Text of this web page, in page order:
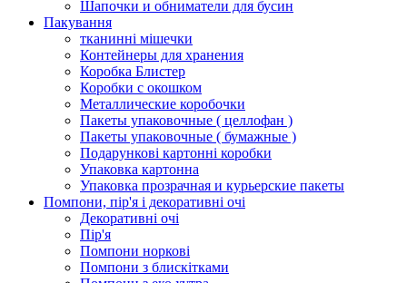
Шапочки и обниматели для бусин
Пакування
тканинні мішечки
Контейнеры для хранения
Коробка Блистер
Коробки с окошком
Металлические коробочки
Пакеты упаковочные ( целлофан )
Пакеты упаковочные ( бумажные )
Подарункові картонні коробки
Упаковка картонна
Упаковка прозрачная и курьерские пакеты
Помпони, пір'я і декоративні очі
Декоративні очі
Пір'я
Помпони норкові
Помпони з блискітками